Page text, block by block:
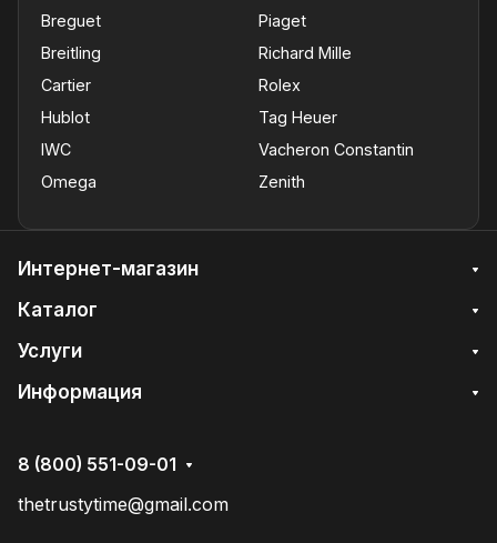
Breguet
Breitling
Cartier
Hublot
IWC
Omega
Piaget
Richard Mille
Rolex
Tag Heuer
Vacheron Constantin
Zenith
Интернет-магазин
Каталог
Услуги
Информация
8 (800) 551-09-01
thetrustytime@gmail.com